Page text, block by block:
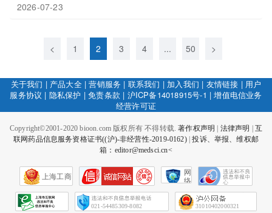
2026-07-23
< 1 2 3 4 ... 50 >
关于我们 | 产品大全|营销服务 | 联系我们 | 加入我们 | 友情链接 | 用户
服务协议 | 隐私保护 |免责条款 | 沪ICP备14018915号-1 |增值电信业务
经营许可证
Copyright©2001-2020 bioon.com 版权所有 不得转载.著作权声明 法律声明
互
联网药品信息服务资格证书((沪)-非经营性-2019-0162)|投诉、举报、维权邮
箱：editor@medsci.cn<
上海工商
网
络
会
征
021-54485309-8082 31010402000321